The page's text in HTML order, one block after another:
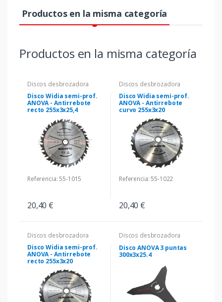
Productos en la misma categoría
Productos en la misma categoría
Discos desbrozadora
Disco Widia semi-prof.
ANOVA - Antirrebote
recto 255x3x25,4
Referencia: 55-1015
20,40 €
Discos desbrozadora
Disco Widia semi-prof.
ANOVA - Antirrebote
curvo 255x3x20
Referencia: 55-1022
20,40 €
Discos desbrozadora
Disco Widia semi-prof.
ANOVA - Antirrebote
recto 255x3x20
Discos desbrozadora
Disco ANOVA 3 puntas
300x3x25.4